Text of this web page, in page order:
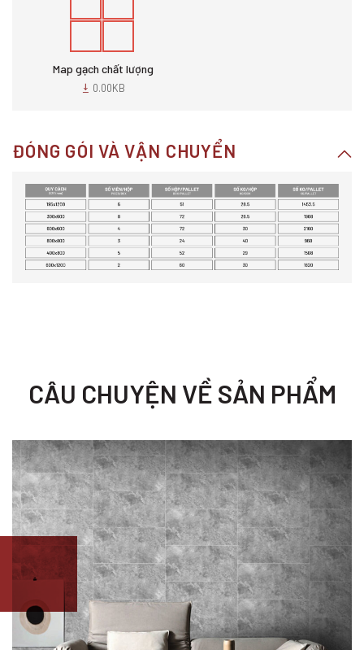
Map gạch chất lượng
0.00KB
ĐÓNG GÓI VÀ VẬN CHUYỂN
CÂU CHUYỆN VỀ SẢN PHẨM